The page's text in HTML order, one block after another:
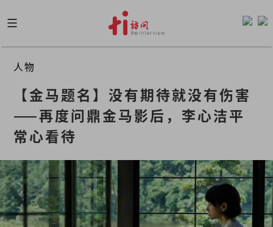
to
content
人物
【金马题名】没有期待就没有伤害
——再度问鼎金马影后，李心洁平
常心看待